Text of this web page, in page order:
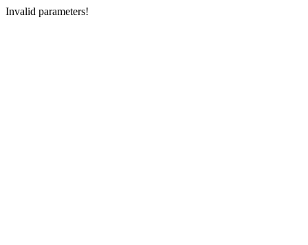
Invalid parameters!